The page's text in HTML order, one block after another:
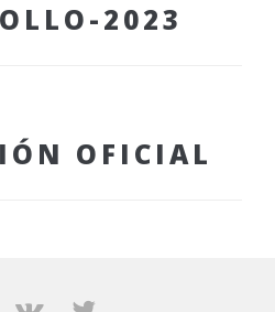
2023
OFICIAL